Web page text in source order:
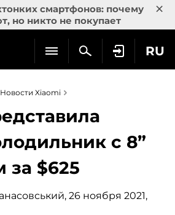
смартфонов: почему
но никто не покупает
×
RU
Новости Xiaomi
с 8”
за $625
, 26 ноября 2021,